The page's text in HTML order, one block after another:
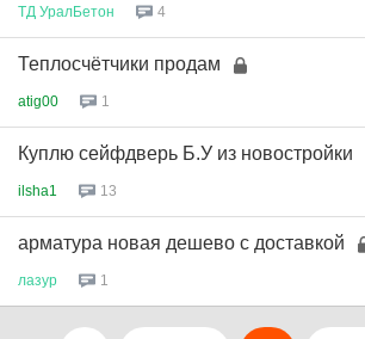
ТД УралБетон 4
Теплосчётчики продам
atig00 1
Куплю сейфдверь Б.У из новостройки
ilsha1 13
арматура новая дешево с доставкой
лазур 1